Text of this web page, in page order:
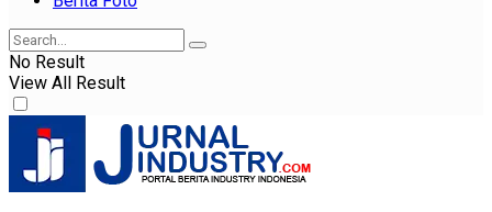
No Result
View All Result